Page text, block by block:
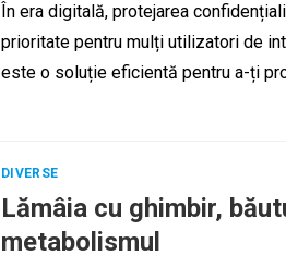
În era digitală, protejarea
prioritate pentru mulți utilizatori de
este o soluție eficientă pentru a-ți
DIVERSE
Lămâia cu ghimbir,
metabolismul